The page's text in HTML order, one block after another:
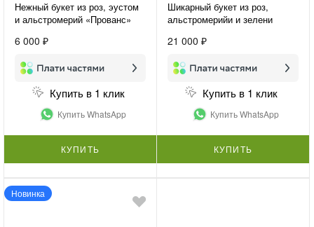
Нежный букет из роз, эустом
и альстромерий «Прованс»
6 000 ₽
Купить в 1 клик
Купить WhatsApp
КУПИТЬ
Шикарный букет из роз,
альстромерийи и зелени
21 000 ₽
Купить в 1 клик
Купить WhatsApp
КУПИТЬ
Новинка